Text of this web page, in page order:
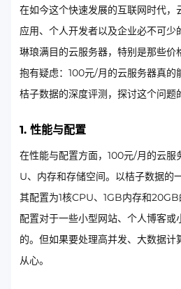
在如今这个快速发展的互联网时代，
应用、个人开发者以及企业必不可少
琳琅满目的云服务器，特别是那些价
抱有疑虑：100元/月的云服务器真的
桔子数据的深度评测，探讨这个问题
1. 性能与配置
在性能与配置方面，100元/月的云服
U、内存和存储空间。以桔子数据的
其配置为1核CPU、1GB内存和
配置对于一些小型网站、个人博客或
的。但如果要处理高并发、大数据
从心。